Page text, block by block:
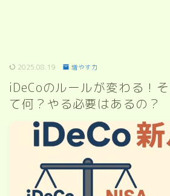
2025.08.19 増やす力
iDeCoのルールが変わる！
て何？やる必要はあるの？